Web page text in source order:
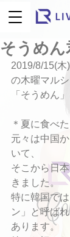
そうめ
2019/8/15(木
の木曜マル
「そうめん
＊夏に食べ
元々は中国
いて、
そこから日
きました。
特に韓国で
ン」と呼ば
あります。